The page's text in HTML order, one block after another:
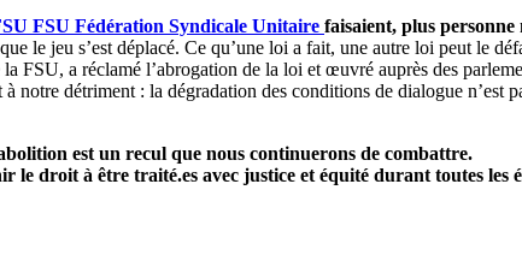
FSU Fédération Syndicale Unitaire faisaient, plus personne
le jeu s’est déplacé. Ce qu’une loi a fait, une autre loi peut le
FSU, a réclamé l’abrogation de la loi et œuvré auprès des
notre détriment : la dégradation des conditions de dialogue
est un recul que nous continuerons de combattre.
le droit à être traité.es avec justice et équité durant toutes les